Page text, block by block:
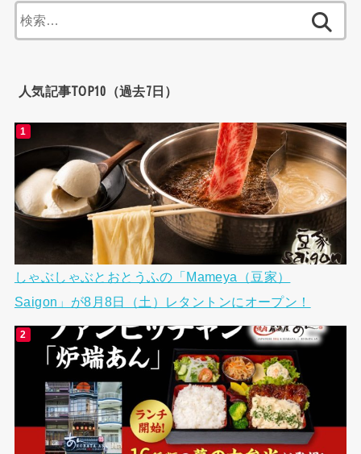
索:
人気記事TOP10（過去7日）
しゃぶしゃぶとおとうふの「Mameya（豆家）
Saigon」が8月8日（土）レタントンにオープン！